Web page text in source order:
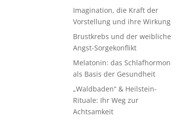
Imagination, die Kraft der
Vorstellung und ihre Wirkung
Brustkrebs und der weibliche
Angst-Sorgekonflikt
Melatonin: das Schlafhormon
als Basis der Gesundheit
„Waldbaden“ & Heilstein-
Rituale: Ihr Weg zur
Achtsamkeit